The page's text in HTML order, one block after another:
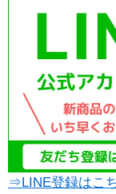
⇒LINE登録はこ